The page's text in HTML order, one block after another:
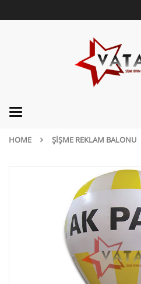
Categories
HOME ŞIŞME REKLAM BALONU